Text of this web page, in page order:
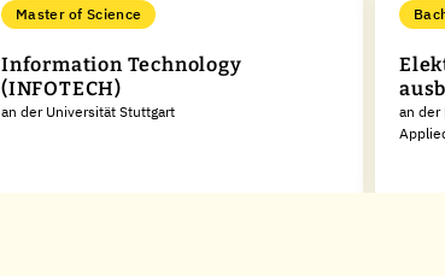
Master of Science
Information Technology
(INFOTECH)
an der Universität Stuttgart
an der